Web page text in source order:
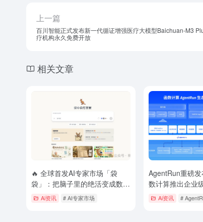
上一篇
百川智能正式发布新一代循证增强医疗大模型Baichuan-M3
疗机构永久免费开放
相关文章
🔥 全球首发AI专家市场「袋
袋」：把脑子里的绝活变成数字
分身，7×24小时被动变现？
Ai资讯 # AI专家市场
AgentRun重磅
数计算推出企业
础设施，5分钟快
Ai资讯 #